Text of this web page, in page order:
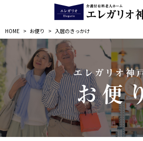
HOME > お便り > 入居のきっかけ
エレガリオ神
お便